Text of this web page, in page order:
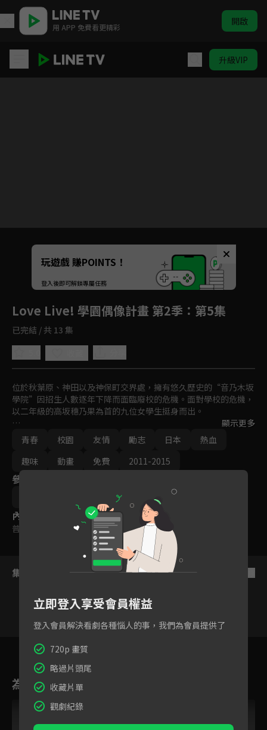
用 APP 免費看更精彩 開啟
升級VIP
Unmute
如有不便請見諒
玩遊戲 賺POINTS！
登入後即可解鎖專屬任務
Love Live! 學園偶像計畫 第2季 ：第5集
已完結 / 共 13 集
位於秋葉原、神田以及神保町交界處，擁有悠久歷史的“音乃木坂
學院”因招生人數逐年下降而面臨廢校的危機。面對學校的危機，
以二年級的高坂穗乃果為首的九位女學生挺身而出。
「為了守護我們最喜歡的學校，我們能做得到的……就是成為偶
像！成為偶像來替學校宣傳，增加入學人數！」就這樣，少女們
「大家一起實現的故事 」(學園偶像計畫)就此開始！
顯示更多
青春
校園 友情 勵志 日本
熱血
趣味
動畫 免費 2011-2015
參與演員
內容標籤
普遍級
集數列表
4
為您推薦
立即登入享受會員權益
登入會員解決看劇各種惱人的事，我們為會員提供了
720p 畫質
略過片頭尾
收藏片單
觀劇紀錄